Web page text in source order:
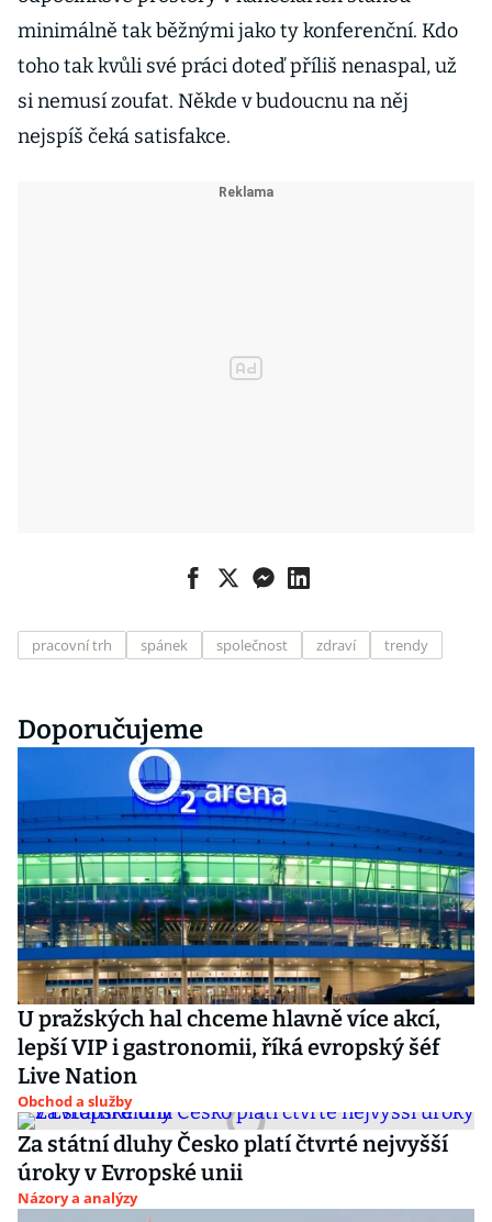
minimálně tak běžnými jako ty konferenční. Kdo
toho tak kvůli své práci doteď příliš nenaspal, už
si nemusí zoufat. Někde v budoucnu na něj
nejspíš čeká satisfakce.
pracovní trh spánek společnost zdraví trendy
Doporučujeme
U pražských hal chceme hlavně více akcí,
lepší VIP i gastronomii, říká evropský šéf
Live Nation
Obchod a služby
Za státní dluhy Česko platí čtvrté nejvyšší
úroky v Evropské unii
Názory a analýzy